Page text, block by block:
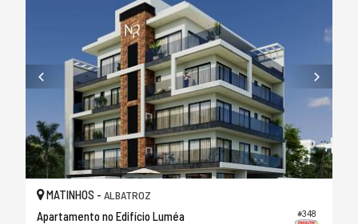
#348
MATINHOS - ALBATROZ
Apartamento no Edifício Luméa